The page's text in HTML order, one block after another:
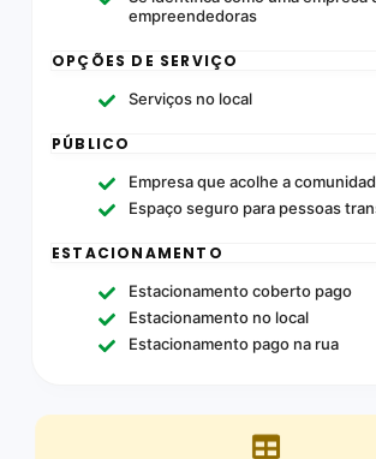
empreendedoras
OPÇÕES DE SERVIÇO
Serviços no local
PÚBLICO
Empresa que acolhe a
Espaço seguro para pessoas
ESTACIONAMENTO
Estacionamento coberto pago
Estacionamento no local
Estacionamento pago na rua